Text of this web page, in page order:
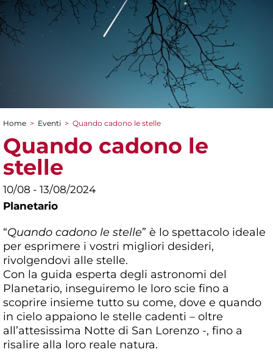
Tu sei qui
Home > Eventi > Quando cadono le stelle
Quando cadono le
stelle
10/08 - 13/08/2024
Planetario
“Quando cadono le stelle” è lo spettacolo ideale
per esprimere i vostri migliori desideri,
rivolgendovi alle stelle.
Con la guida esperta degli astronomi del
Planetario, inseguiremo le loro scie fino a
scoprire insieme tutto su come, dove e quando
in cielo appaiono le stelle cadenti – oltre
all’attesissima Notte di San Lorenzo -, fino a
risalire alla loro reale natura.